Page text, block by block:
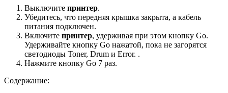
Выключите принтер.
Убедитесь, что передняя крышка закрыта, а кабель
питания подключен.
Включите принтер, удерживая при этом кнопку Go.
Удерживайте кнопку Go нажатой, пока не загорятся
светодиоды Toner, Drum и Error. .
Нажмите кнопку Go 7 раз.
Содержание: